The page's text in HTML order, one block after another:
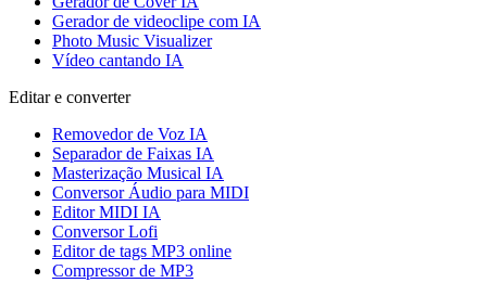
Gerador de videoclipe com IA
Photo Music Visualizer
Vídeo cantando IA
Editar e converter
Removedor de Voz IA
Separador de Faixas IA
Masterização Musical IA
Conversor Áudio para MIDI
Editor MIDI IA
Conversor Lofi
Editor de tags MP3 online
Compressor de MP3